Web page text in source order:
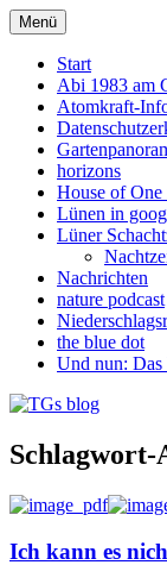
Zum
Inhalt
springen
TGs blog
Menü
Start
Abi 1983 am
Atomkraft-
horizons
House of
Lünen in
Lüner
Nachrichten
nature podcast
the blue dot
Und nun:
Ich kann es